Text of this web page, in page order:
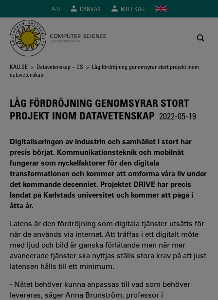
huvudinnehåll
A-Ö CANVAS MITT KAU
Länkstig
KAU.SE > Datavetenskap – CS > Låg fördröjning genomsyrar stort projekt inom
datavetenskap
LÅG FÖRDRÖJNING GENOMSYRAR STORT
PROJEKT INOM DATAVETENSKAP 2022-05-19
Digitaliseringen av industrin och samhället i stort har
precis börjat. Kommunikationsteknik och mobilnät
fungerar som nyckelfaktorer för den digitala
transformationen och kommer att omforma våra liv under
det kommande decenniet. Projektet DRIVE har precis
landat på Karlstads universitet och kommer att pågå i
åtta år.
Latens är den fördröjning som digitala tjänster utsätts för
när de används via internet. Att träffas i ett digitalt möte
med ljud och bild är ganska förlåtande men när mer
avancerade tjänster ska nyttjas ställs stora krav på att just
latensen hålls till ett minimum.
- Nätet behöver kunna anpassas till vad som behöver
levereras, säger Anna Brunström, professor i